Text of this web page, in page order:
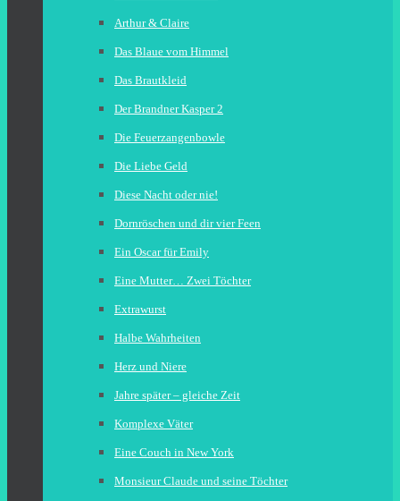
Arthur & Claire
Das Blaue vom Himmel
Das Brautkleid
Der Brandner Kasper 2
Die Feuerzangenbowle
Die Liebe Geld
Diese Nacht oder nie!
Dornröschen und dir vier Feen
Ein Oscar für Emily
Eine Mutter… Zwei Töchter
Extrawurst
Halbe Wahrheiten
Herz und Niere
Jahre später – gleiche Zeit
Komplexe Väter
Eine Couch in New York
Monsieur Claude und seine Töchter